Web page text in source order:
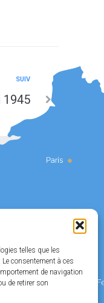
telles que les
consentement à ces
de navigation
de retirer son
SUIV
1945